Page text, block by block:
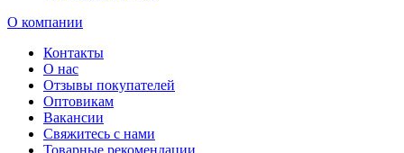
О компании
Контакты
О нас
Отзывы покупателей
Оптовикам
Вакансии
Свяжитесь с нами
Товарные рекомендации